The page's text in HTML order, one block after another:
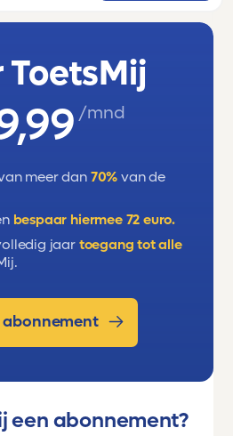
present
ToetsMij
/mnd
meer dan 70% van de
bespaar hiermee 72 euro.
jaar toegang tot alle
abonnement
een abonnement?